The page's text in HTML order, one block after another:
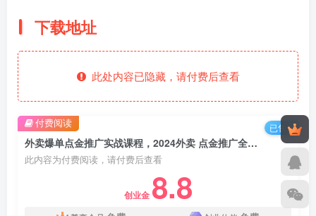
下载地址
此处内容已隐藏，请付费后查看
外卖爆单点金推广实战课程，2024外卖 点金推广全流程（7节课+资料）
此内容为付费阅读，请付费后查看
创业金 8.8
付费阅读 已售 5